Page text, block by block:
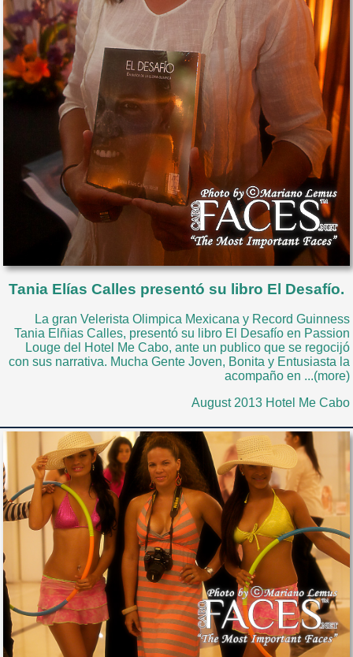
Tania Elías Calles presentó su libro El Desafío.
La gran Velerista Olimpica Mexicana y Record Guinness
Tania Elñias Calles, presentó su libro El Desafío en Passion
Louge del Hotel Me Cabo, ante un publico que se regocijó
con sus narrativa. Mucha Gente Joven, Bonita y Entusiasta la
acompaño en ...(more)
August 2013 Hotel Me Cabo